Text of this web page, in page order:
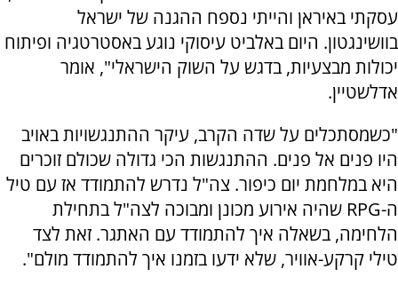
עסקתי באיראן והייתי נספח ההגנה של ישראל
בוושינגטון. היום באלביט עיסוקי נוגע באסטרטגיה ופיתוח
יכולות מבצעיות, בדגש על השוק הישראלי", אומר
אדלשטיין.
"כשמסתכלים על שדה הקרב, עיקר ההתנגשויות באויב
היו פנים אל פנים. ההתנגשות הכי גדולה שכולם זוכרים
היא במלחמת יום כיפור. צה"ל נדרש להתמודד אז עם טיל
ה-RPG שהיה אירוע מכונן ומבוכה לצה"ל בתחילת
הלחימה, בשאלה איך להתמודד עם האתגר. זאת לצד
טילי קרקע-אוויר, שלא ידעו בזמנו איך להתמודד מולם".